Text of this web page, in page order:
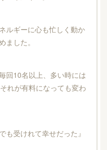
ルギーに心も忙しく動か
ました。
回10名以上、多い時には
れが有料になっても変わ
も受けれて幸せだった』